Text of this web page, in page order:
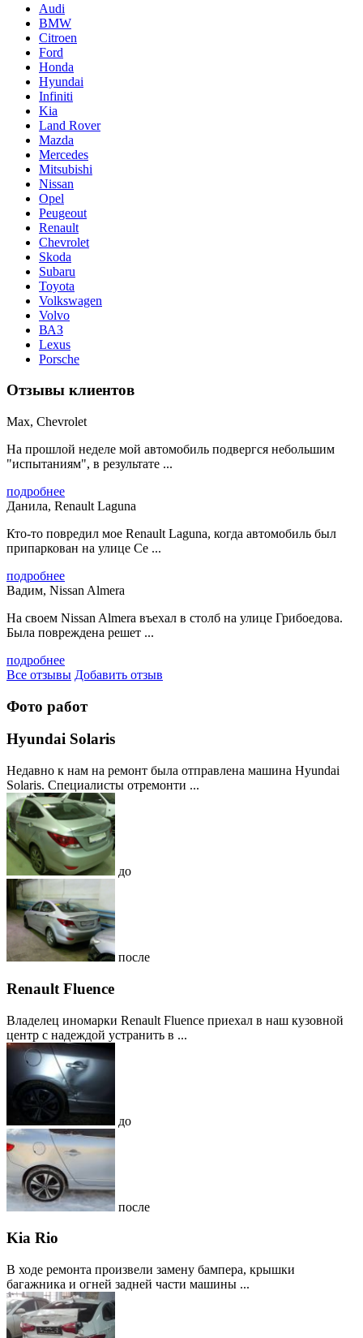
Audi
BMW
Citroen
Ford
Honda
Hyundai
Infiniti
Kia
Land Rover
Mazda
Mercedes
Mitsubishi
Nissan
Opel
Peugeout
Renault
Chevrolet
Skoda
Subaru
Toyota
Volkswagen
Volvo
ВАЗ
Lexus
Porsche
Отзывы клиентов
Max, Chevrolet
На прошлой неделе мой автомобиль подвергся небольшим
"испытаниям", в результате ...
подробнее
Данила, Renault Laguna
Кто-то повредил мое Renault Laguna, когда автомобиль был
припаркован на улице Се ...
подробнее
Вадим, Nissan Almera
На своем Nissan Almera въехал в столб на улице Грибоедова.
Была повреждена решет ...
подробнее
Все отзывы Добавить отзыв
Фото работ
Hyundai Solaris
Недавно к нам на ремонт была отправлена машина Hyundai
Solaris. Специалисты отремонти ...
до
после
Renault Fluence
Владелец иномарки Renault Fluence приехал в наш кузовной
центр с надеждой устранить в ...
до
после
Kia Rio
В ходе ремонта произвели замену бампера, крышки
багажника и огней задней части машины ...